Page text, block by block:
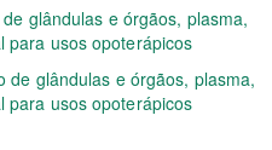
glândulas e órgãos, plasma,
para usos opoterápicos
de glândulas e órgãos, plasma,
para usos opoterápicos